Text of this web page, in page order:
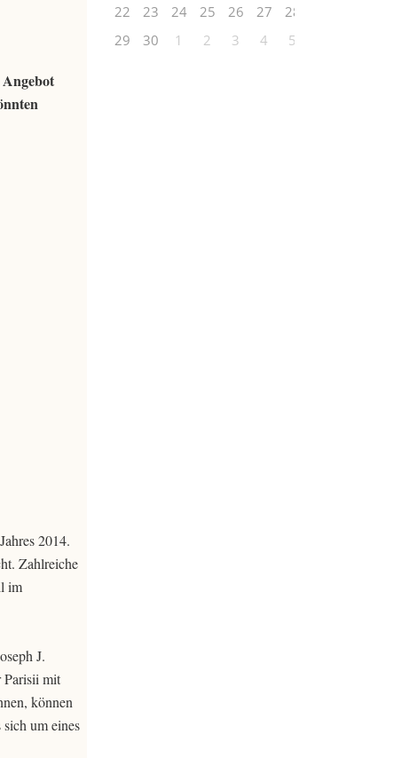
2014.
Zahlreiche
im
J.
Parisii mit
können
um eines
22
23 24 25 26 27
28
29
30 1 2 3 4 5